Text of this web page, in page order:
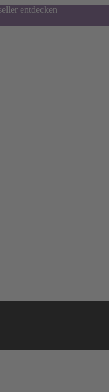
entdecken